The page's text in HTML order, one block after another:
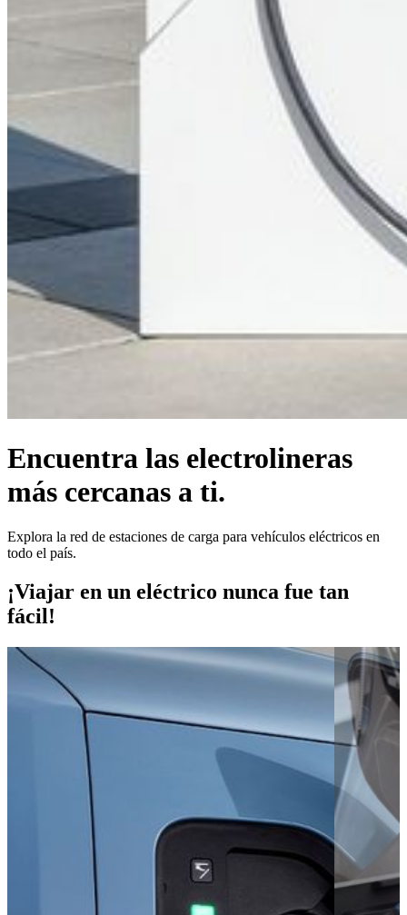
Encuentra las electrolineras
más cercanas a ti.
Explora la red de estaciones de carga para vehículos eléctricos en
todo el país.
¡Viajar en un eléctrico nunca fue tan
fácil!